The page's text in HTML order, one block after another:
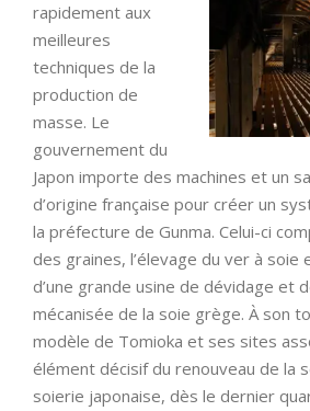
rapidement aux
meilleures
techniques de la
production de
masse. Le
gouvernement du
Japon importe des machines et un
d’origine française pour créer un
la préfecture de Gunma. Celui-ci
des graines, l’élevage du ver à soie
d’une grande usine de dévidage et
mécanisée de la soie grège. À son
modèle de Tomioka et ses sites
élément décisif du renouveau de la
soierie japonaise, dès le dernier